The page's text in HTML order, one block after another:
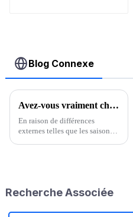
Blog Connexe
Avez-vous vraiment choisi le bon appât ?
En raison de différences
externes telles que les saisons,
grandement l'activité, l'habitat
Recherche Associée